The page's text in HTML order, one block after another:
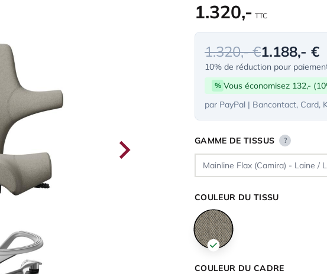
1.320,- TTC
1.320,- €1.188,- €
10% de réduction pour
% Vous économisez 132,-
par PayPal | Bancontact, Card,
GAMME DE TISSUS ?
COULEUR DU TISSU
COULEUR DU CADRE